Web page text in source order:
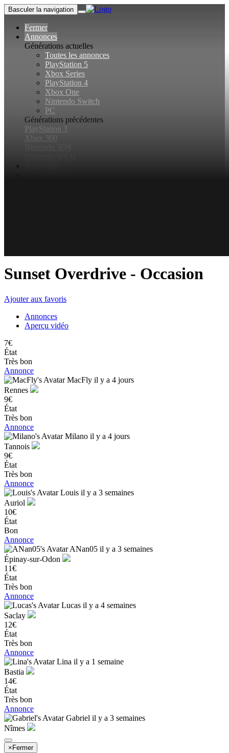
Basculer la navigation
Fermer
Annonces
Générations actuelles
Toutes les annonces
PlayStation 5
Xbox Series
PlayStation 4
Xbox One
Nintendo Switch
PC
Générations précédentes
PlayStation 3
Xbox 360
Sunset Overdrive - Occasion
Ajouter aux favoris
Annonces
Aperçu vidéo
7€
État
Très bon
Annonce
MacFly il y a 4 jours
Rennes
9€
État
Très bon
Annonce
Milano il y a 4 jours
Tannois
9€
État
Très bon
Annonce
Louis il y a 3 semaines
Auriol
10€
État
Bon
Annonce
ANan05 il y a 3 semaines
Épinay-sur-Odon
11€
État
Très bon
Annonce
Lucas il y a 4 semaines
Saclay
12€
État
Très bon
Annonce
Lina il y a 1 semaine
Bastia
14€
État
Très bon
Annonce
Gabriel il y a 3 semaines
Nîmes
× Fermer